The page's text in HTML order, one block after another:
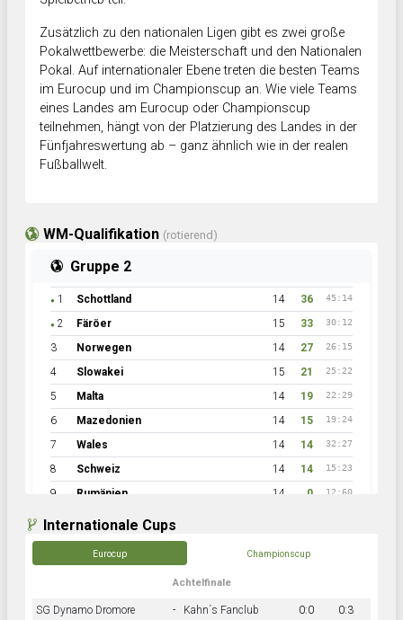
Zusätzlich zu den nationalen Ligen gibt es zwei große
Pokalwettbewerbe: die Meisterschaft und den Nationalen
Pokal. Auf internationaler Ebene treten die besten Teams
im Eurocup und im Championscup an. Wie viele Teams
eines Landes am Eurocup oder Championscup
teilnehmen, hängt von der Platzierung des Landes in der
Fünfjahreswertung ab – ganz ähnlich wie in der realen
Fußballwelt.
WM-Qualifikation (rotierend)
Gruppe 2
● 1 Schottland 14 36 45:14
● 2 Färöer 15 33 30:12
3 Norwegen 14 27 26:15
4 Slowakei 15 21 25:22
5 Malta 14 19 22:29
6 Mazedonien 14 15 19:24
7 Wales 14 14 32:27
8 Schweiz 14 14 15:23
9 Rumänien 14 0 12:60
Internationale Cups
Eurocup Championscup
Achtelfinale
SG Dynamo Dromore - Kahn´s Fanclub 0:0 0:3